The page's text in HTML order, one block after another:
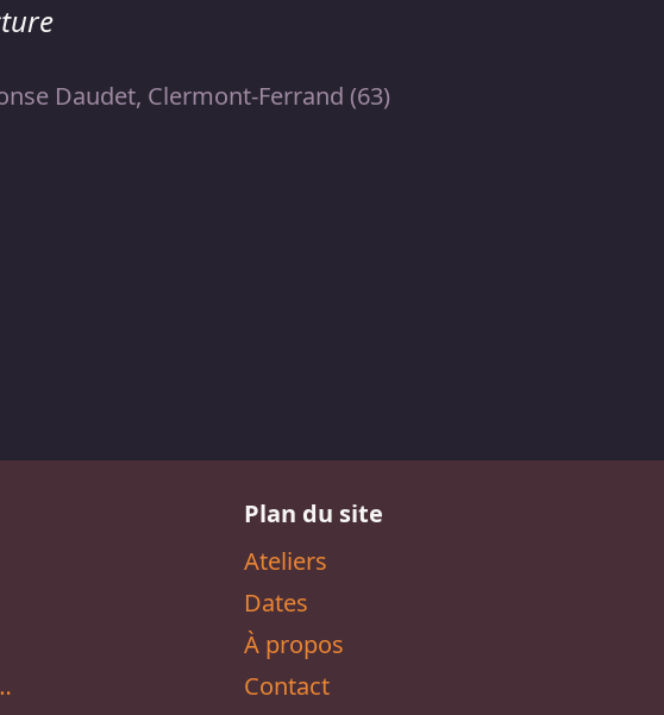
Daudet, Clermont-Ferrand (63)
Plan du site
Ateliers
Dates
À propos
Contact